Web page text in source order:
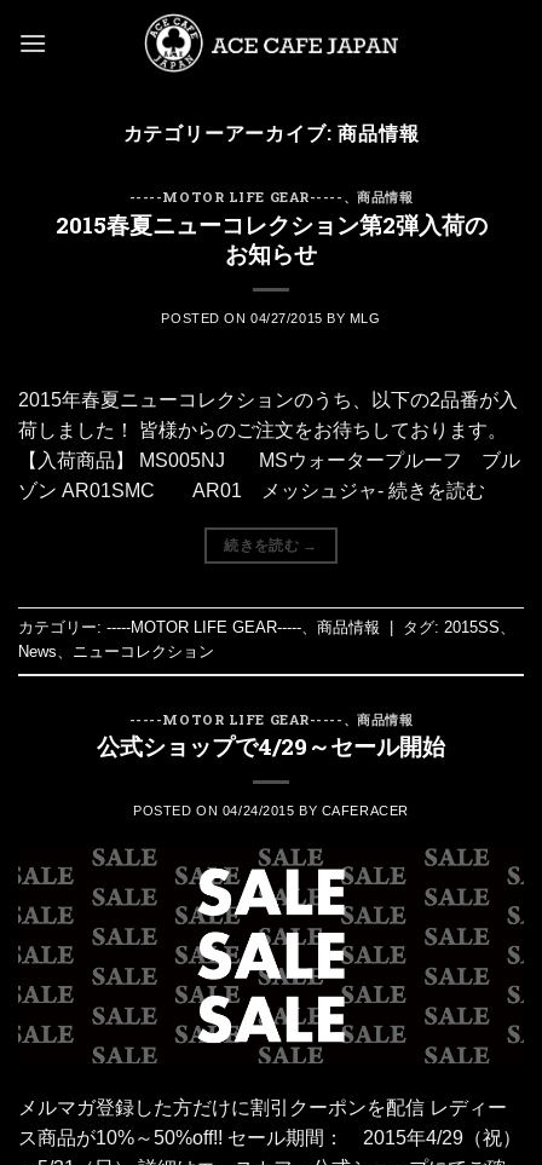
カテゴリーアーカイブ:商品情報
-----MOTOR LIFE GEAR----- 、商品情報
2015春夏ニューコレクション第2弾入荷の
お知らせ
POSTED ON04/27/2015 BY MLG
2015年春夏ニューコレクションのうち、以下の2品番が入
荷しました！ 皆様からのご注文をお待ちしております。
【入荷商品】 MS005NJ MSウォータープルーフ ブル
ゾン AR01SMC AR01 メッシュジャ- 続きを読む
続きを読む →
カテゴリー: -----MOTOR LIFE GEAR----- 商品情報 タグ: 2015SS
News
ニューコレクション
-----MOTOR LIFE GEAR----- 、商品情報
公式ショップで4/29～セール開始
POSTED ON 04/24/2015 BY CAFERACER
メルマガ登録した方だけに割引クーポンを配信 レディー
ス商品が10%～50%off!! セール期間： 2015年4/29（祝）